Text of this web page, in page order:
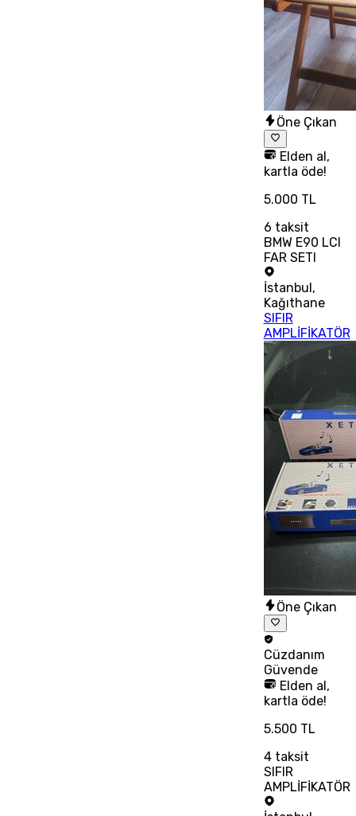
Öne Çıkan
Elden al,
kartla öde!
5.000 TL
6 taksit
BMW E90 LCI
FAR SETI
İstanbul,
Kağıthane
SIFIR
AMPLİFİKATÖR
Öne Çıkan
Cüzdanım
Güvende
Elden al,
kartla öde!
5.500 TL
4taksit
SIFIR
AMPLİFİKATÖR